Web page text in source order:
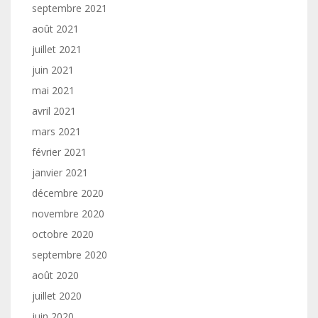
septembre 2021
août 2021
juillet 2021
juin 2021
mai 2021
avril 2021
mars 2021
février 2021
janvier 2021
décembre 2020
novembre 2020
octobre 2020
septembre 2020
août 2020
juillet 2020